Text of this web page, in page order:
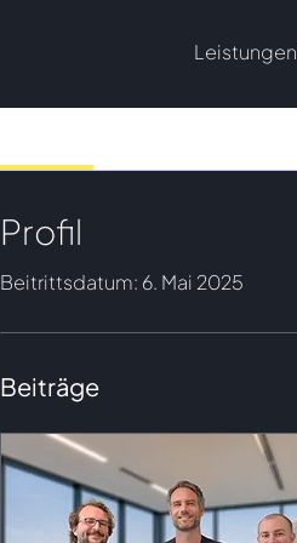
Leistungen
Profil
Beitrittsdatum: 6. Mai 2025
Beiträge